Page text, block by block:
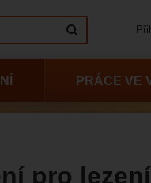
pro
PRÁCE VE